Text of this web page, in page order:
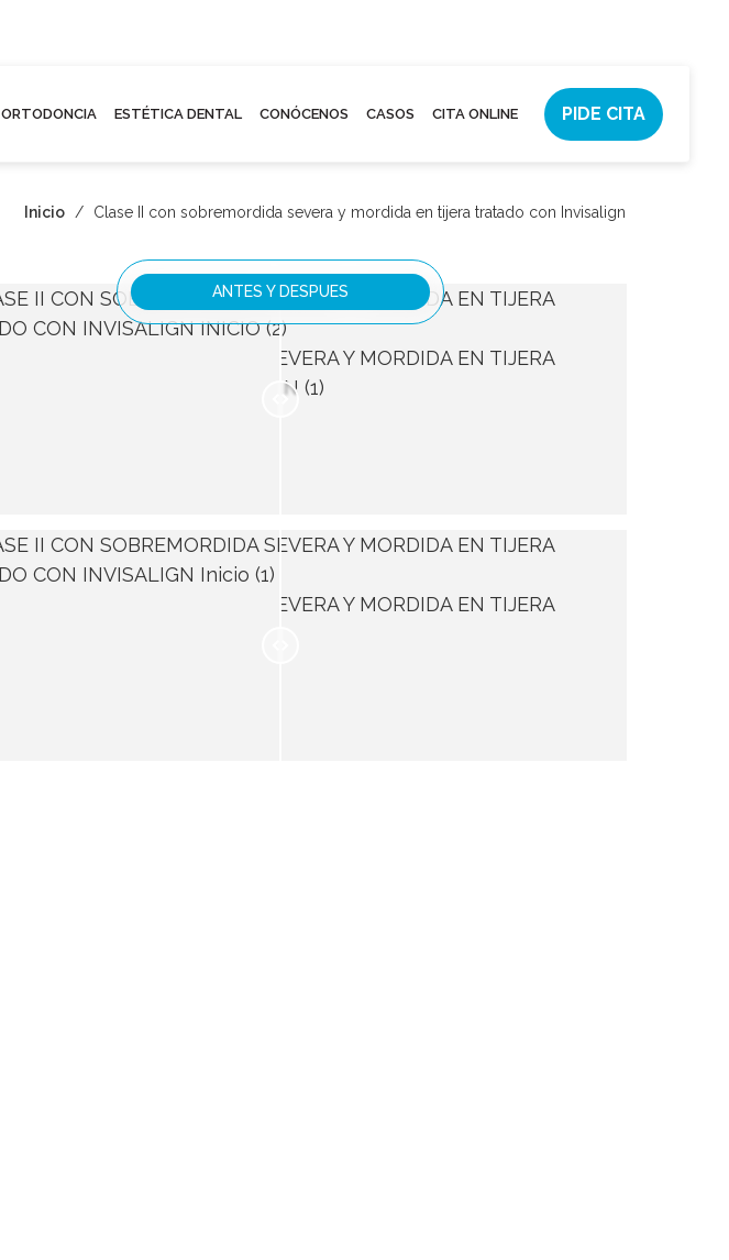
ORTODONCIA ESTÉTICA DENTAL CONÓCENOS CASOS CITA ONLINE PIDE CITA
Inicio / Clase II con sobremordida severa y mordida en tijera tratado con Invisalign
ANTES Y DESPUES